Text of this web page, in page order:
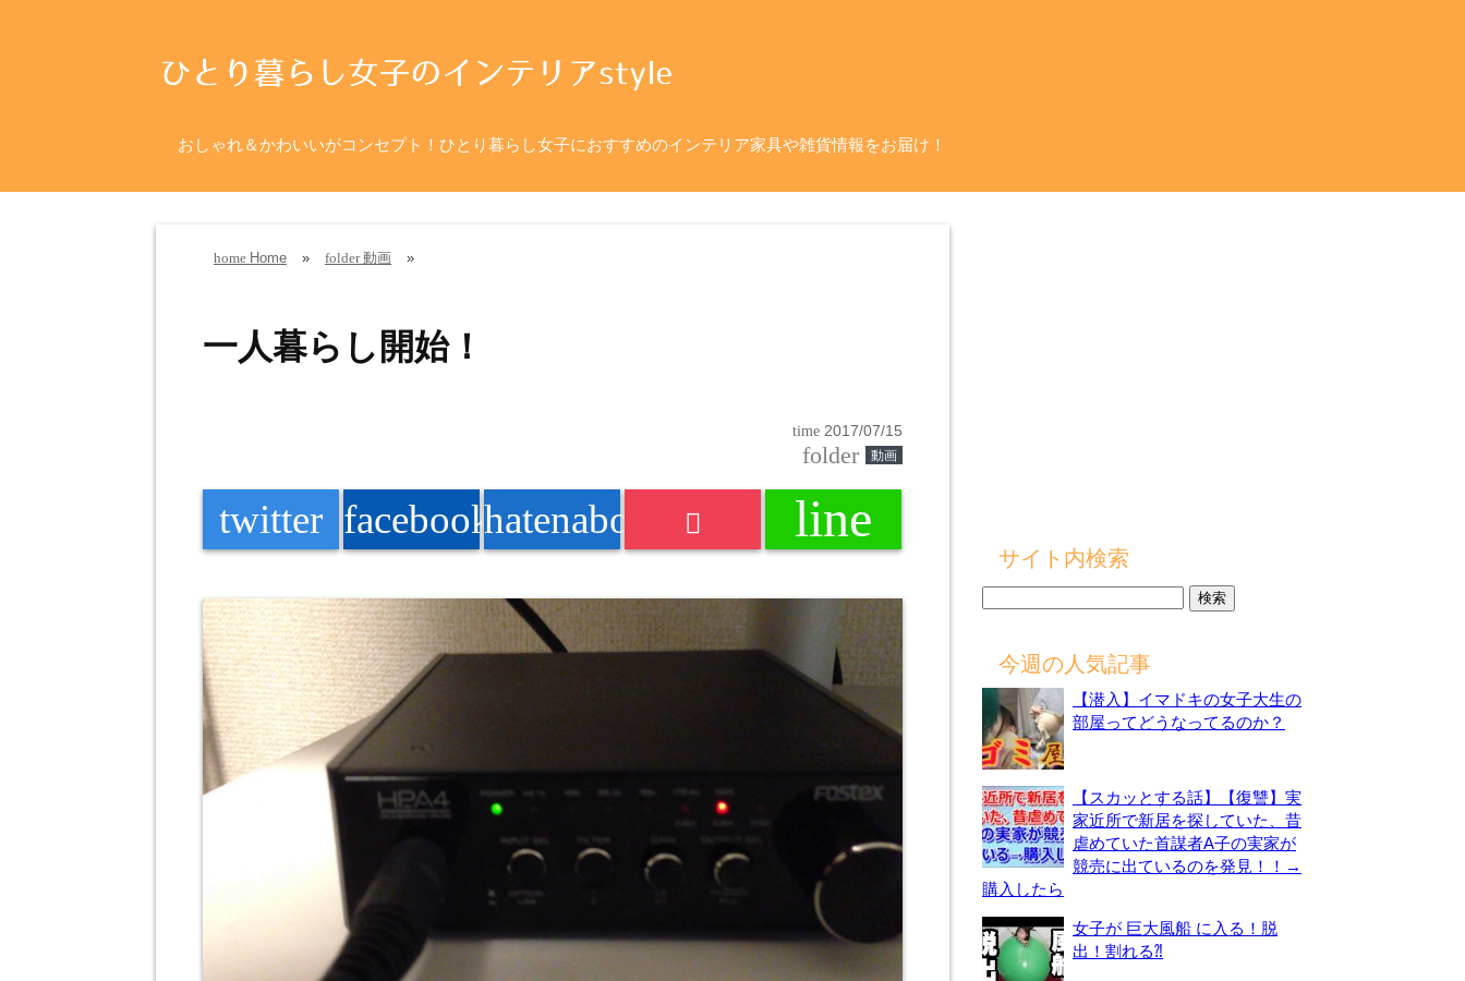
おしゃれ＆かわいいがコンセプト！ひとり暮らし女子におすすめのインテリア家具や雑貨情報をお届け！
home Home » folder動画 »
一人暮らし開始！
time 2017/07/15
folder 動画
twitter facebookhatenabookmark line
サイト内検索
今週の人気記事
【潜入】イマドキの女子大生の
部屋ってどうなってるのか？
【スカッとする話】【復讐】実
家近所で新居を探していた、昔
虐めていた首謀者A子の実家が
競売に出ているのを発見！！→
購入したら
女子が 巨大風船 に入る！脱
出！割れる⁈